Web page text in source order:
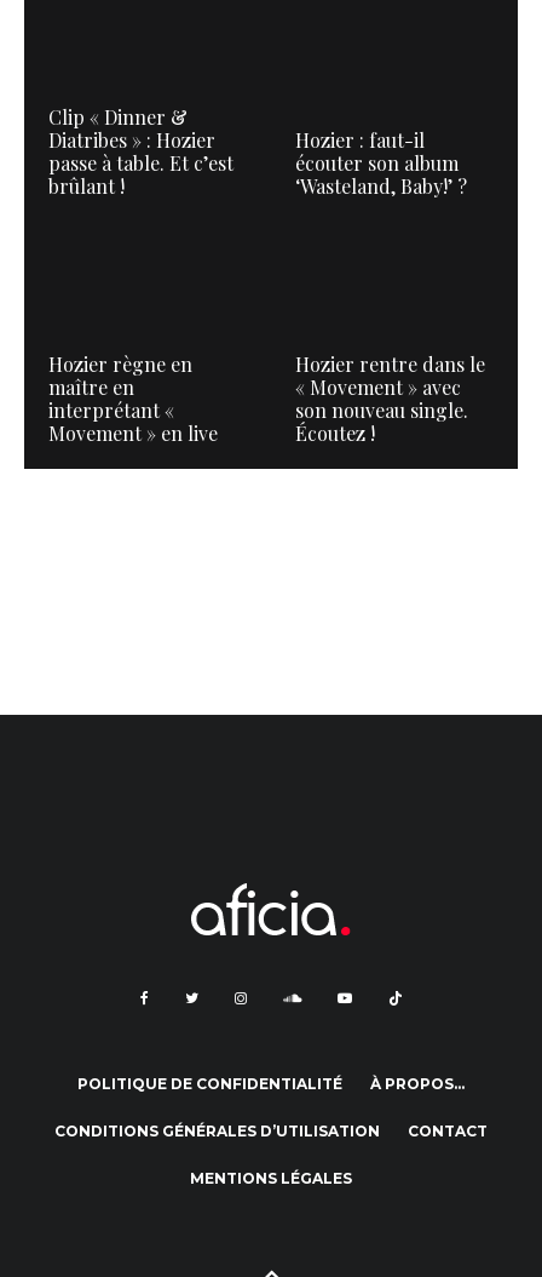
Clip « Dinner &
Diatribes » : Hozier
passe à table. Et c’est
brûlant !
Hozier : faut-il
écouter son album
‘Wasteland, Baby!’ ?
Hozier règne en
maître en
interprétant «
Movement » en live
Hozier rentre dans le
« Movement » avec
son nouveau single.
Écoutez !
POLITIQUE DE CONFIDENTIALITÉ À PROPOS…
CONDITIONS GÉNÉRALES D’UTILISATION CONTACT
MENTIONS LÉGALES